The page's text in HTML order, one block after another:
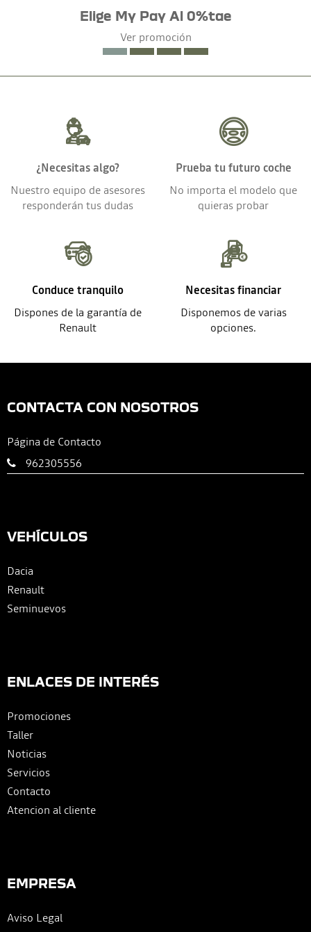
Elige My Pay Al 0%tae
Ver promoción
¿Necesitas algo?
Nuestro equipo de asesores
responderán tus dudas
Prueba tu futuro coche
No importa el modelo que
quieras probar
Conduce tranquilo
Dispones de la garantía de
Renault
Necesitas financiar
Disponemos de varias
opciones.
CONTACTA CON NOSOTROS
Página de Contacto
962305556
VEHÍCULOS
Dacia
Renault
Seminuevos
ENLACES DE INTERÉS
Promociones
Taller
Noticias
Servicios
Contacto
Atencion al cliente
EMPRESA
Aviso Legal